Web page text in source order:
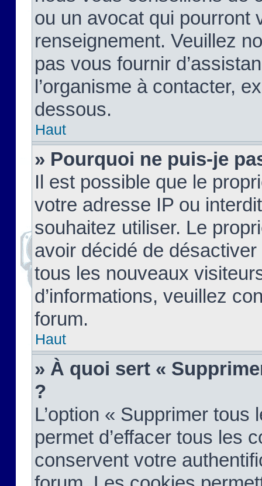
ou un avocat qui pourront
renseignement. Veuillez
pas vous fournir
l’organisme à contacter,
dessous.
Haut
» Pourquoi ne puis-je
Il est possible que le
votre adresse IP ou
souhaitez utiliser. Le
avoir décidé de
tous les nouveaux
d’informations, veuillez
forum.
Haut
» À quoi sert «
?
L’option « Supprimer
permet d’effacer tous les
conservent votre